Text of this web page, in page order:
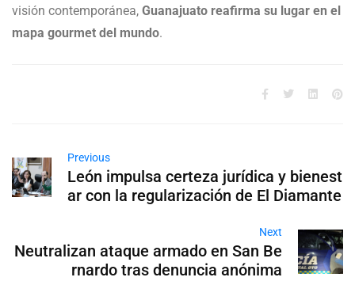
visión contemporánea, Guanajuato reafirma su lugar en el
mapa gourmet del mundo.
Previous
León impulsa certeza jurídica y bienest
ar con la regularización de El Diamante
Next
Neutralizan ataque armado en San Be
rnardo tras denuncia anónima